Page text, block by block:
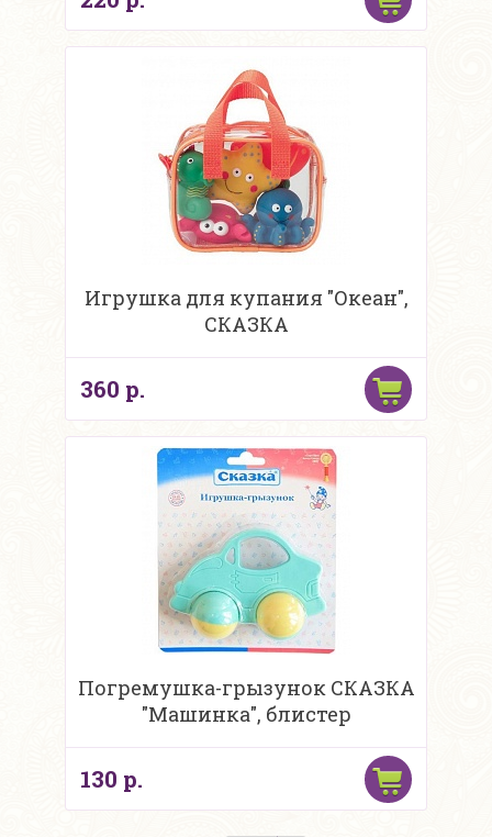
Игрушка для купания "Океан",
СКАЗКА
360 р.
Погремушка-грызунок СКАЗКА
"Машинка", блистер
130 р.